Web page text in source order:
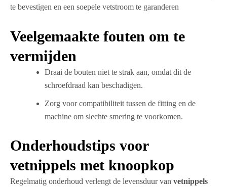
te bevestigen en een soepele vetstroom te garanderen
Veelgemaakte fouten om te
vermijden
Draai de bouten niet te strak aan, omdat dit de
schroefdraad kan beschadigen.
Zorg voor compatibiliteit tussen de fitting en de
machine om slechte smering te voorkomen.
Onderhoudstips voor
vetnippels met knoopkop
Regelmatig onderhoud verlengt de levensduur van vetnippels